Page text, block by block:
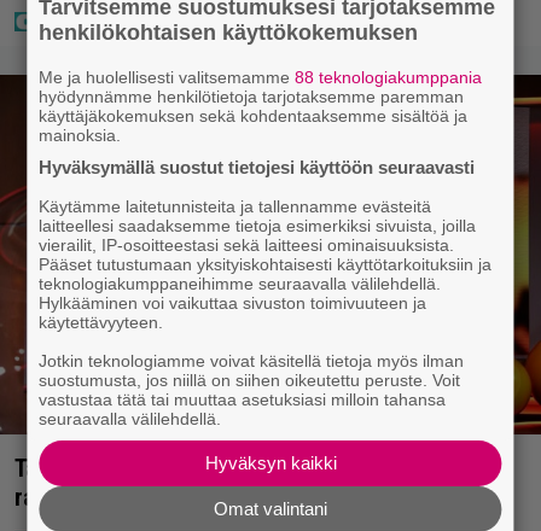
Täällä pelattiin lauantain Loton ja Jokerin isot
rahat – Tokmannilla, ABC:lla, netissä…
Tarvitsemme suostumuksesi tarjotaksemme
henkilökohtaisen käyttökokemuksen
Me ja huolellisesti valitsemamme88 teknologiakumppania
hyödynnämme henkilötietoja tarjotaksemme paremman
käyttäjäkokemuksen sekä kohdentaaksemme sisältöä ja
mainoksia.
Hyväksymällä suostut tietojesi käyttöön seuraavasti
Käytämme laitetunnisteita ja tallennamme evästeitä
laitteellesi saadaksemme tietoja esimerkiksi sivuista, joilla
vierailit, IP-osoitteestasi sekä laitteesi ominaisuuksista.
Pääset tutustumaan yksityiskohtaisesti käyttötarkoituksiin ja
teknologiakumppaneihimme seuraavalla välilehdellä.
Hylkääminen voi vaikuttaa sivuston toimivuuteen ja
käytettävyyteen.
Jotkin teknologiamme voivat käsitellä tietoja myös ilman
suostumusta, jos niillä on siihen oikeutettu peruste. Voit
vastustaa tätä tai muuttaa asetuksiasi milloin tahansa
seuraavalla välilehdellä.
Hyväksyn kaikki
Omat valintani